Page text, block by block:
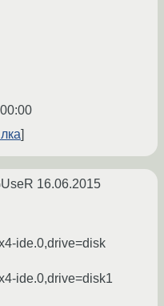
16.06.2015
ide.0,drive=disk
ide.0,drive=disk1